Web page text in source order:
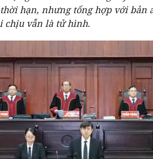
hạn, nhưng tổng hợp với bản
chịu vẫn là tử hình.